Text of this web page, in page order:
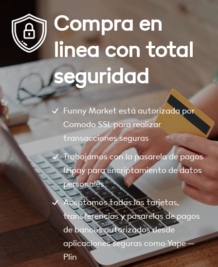
Compra en
linea con total
seguridad
Funny Market está autorizada por
Comodo SSL para realizar
transacciones seguras
Trabajamos con la pasarela de pagos
Izipay para encriptamiento de datos
personales
Aceptamos todas las tarjetas,
transferencias y pasarelas de pagos
de bancos autorizados desde
aplicaciones seguras como Yape –
Plin